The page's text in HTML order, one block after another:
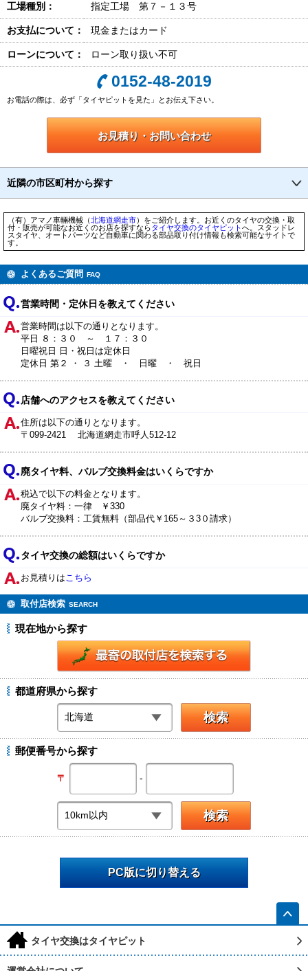
工場種別： 指定工場 第７－１３号
お支払について： 現金またはカード
ローンについて： ローン取り扱い不可
0152-48-2019
お電話の際は、必ず「タイヤピットを見た」とお伝え下さい。
お見積り・お問い合わせ
近隣の市区町村から探す
（有）アマノ車輛機械（北海道網走市）をご紹介します。お近くのタイヤの交換・取
付・販売が可能なお近くのお店を探すならタイヤ交換のタイヤピットへ。スタッドレ
スタイヤ、オートパーツなど自動車に関わる部品取り付け情報も検索可能なサイトで
す。
よくあるご質問 FAQ
営業時間・定休日を教えてください
営業時間は以下の通りとなります。
平日 ８：３０ ～ １７：３０
日曜祝日 日・祝日は定休日
定休日 第２ ・ ３ 土曜 ・ 日曜 ・ 祝日
店舗へのアクセスを教えてください
住所は以下の通りとなります。
〒099-2421 北海道網走市呼人512-12
廃タイヤ料、バルブ交換料金はいくらですか
税込で以下の料金となります。
廃タイヤ料：一律 ￥330
バルブ交換料：工賃無料（部品代￥165～３3０請求）
タイヤ交換の総額はいくらですか
お見積りはこちら
取付店検索 SEARCH
現在地から探す
都道府県から探す
郵便番号から探す
〒 -
PC版に切り替える
h タイヤ交換はタイヤピット